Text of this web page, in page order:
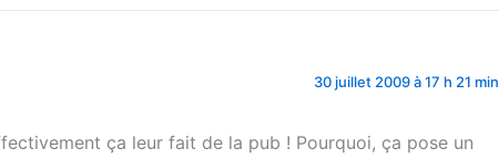
30 juillet 2009 à 17 h 21 min
ça leur fait de la pub ! Pourquoi, ça pose un